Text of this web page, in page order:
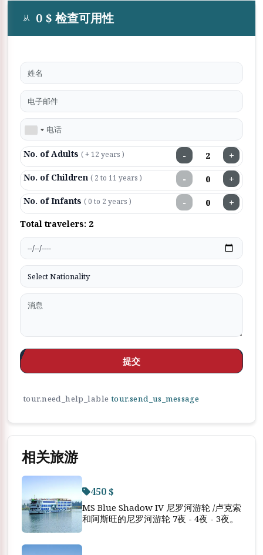
从 0 $ 检查可用性
No. of Adults ( + 12 years ) − +
No. of Children ( 2 to 11 years ) − +
No. of Infants ( 0 to 2 years ) − +
Total travelers: 2
提交
tour.need_help_lable tour.send_us_message
相关旅游
450 $
MS Blue Shadow IV 尼罗河游轮 /卢克索
和阿斯旺的尼罗河游轮 7夜 - 4夜 - 3夜。